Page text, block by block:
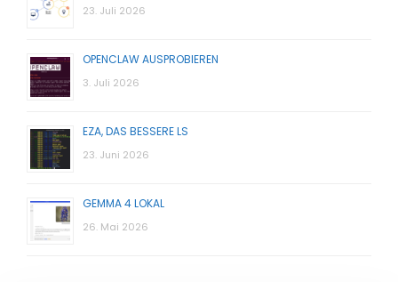
23. Juli 2026
OPENCLAW AUSPROBIEREN
3. Juli 2026
EZA, DAS BESSERE LS
23. Juni 2026
GEMMA 4 LOKAL
26. Mai 2026